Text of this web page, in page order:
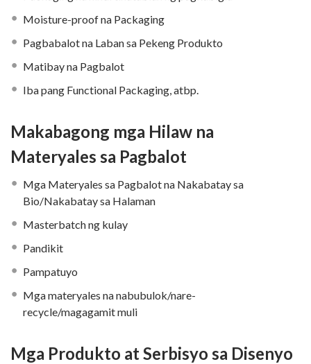
Moisture-proof na Packaging
Pagbabalot na Laban sa Pekeng Produkto
Matibay na Pagbalot
Iba pang Functional Packaging, atbp.
Makabagong mga Hilaw na
Materyales sa Pagbalot
Mga Materyales sa Pagbalot na Nakabatay sa
Bio/Nakabatay sa Halaman
Masterbatch ng kulay
Pandikit
Pampatuyo
Mga materyales na nabubulok/nare-
recycle/magagamit muli
Mga Produkto at Serbisyo sa Disenyo